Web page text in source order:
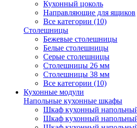
Кухонный цоколь
Направляющие для ящиков
Все категории (10)
Столешницы
Бежевые столешницы
Белые столешницы
Серые столешницы
Столешницы 26 мм
Столешницы 38 мм
Все категории (10)
Кухонные модули
Напольные кухонные шкафы
Шкаф кухонный
Шкаф кухонный